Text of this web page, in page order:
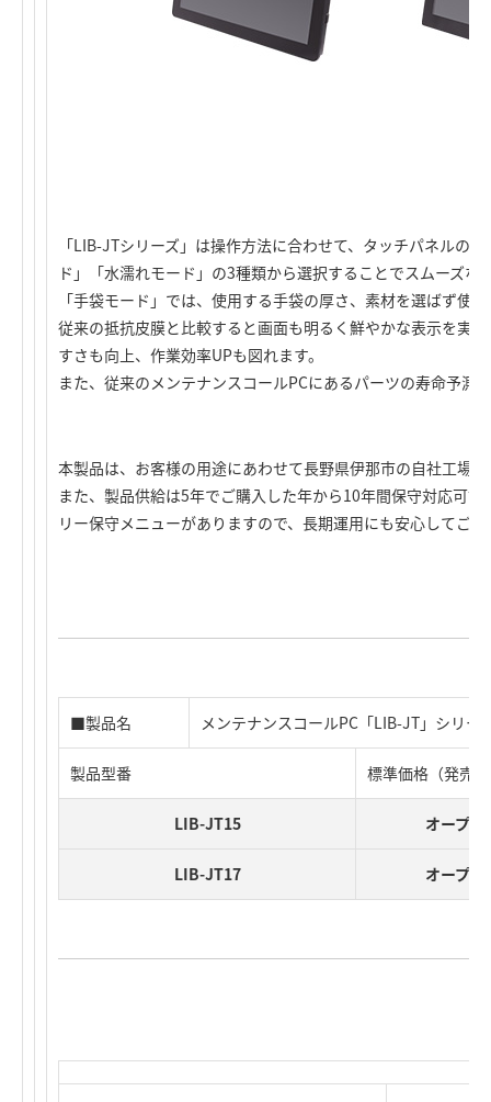
「LIB-JTシリーズ」は操作方法に合わせて、タッチパネルの
ド」「水濡れモード」の3種類から選択することでスムーズな
「手袋モード」では、使用する手袋の厚さ、素材を選ばず使
従来の抵抗皮膜と比較すると画面も明るく鮮やかな表示を実
すさも向上、作業効率UPも図れます。
また、従来のメンテナンスコールPCにあるパーツの寿命予測
本製品は、お客様の用途にあわせて長野県伊那市の自社工場
また、製品供給は5年でご購入した年から10年間保守対応可
リー保守メニューがありますので、長期運用にも安心してご
■製品名 メンテナンスコールPC「LIB-JT」シリー
製品型番 標準価格（発売
LIB-JT15 オープン
LIB-JT17 オープン